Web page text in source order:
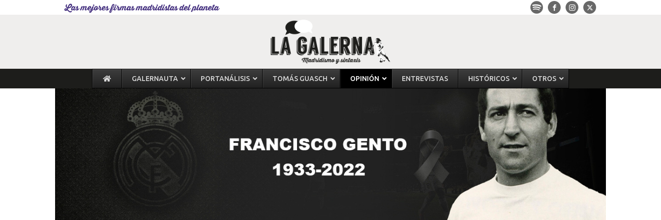
Las mejores firmas madridistas del planeta
GALERNAUTA PORTANÁLISIS TOMÁS GUASCH OPINIÓN ENTREVISTAS HISTÓRICOS OTROS